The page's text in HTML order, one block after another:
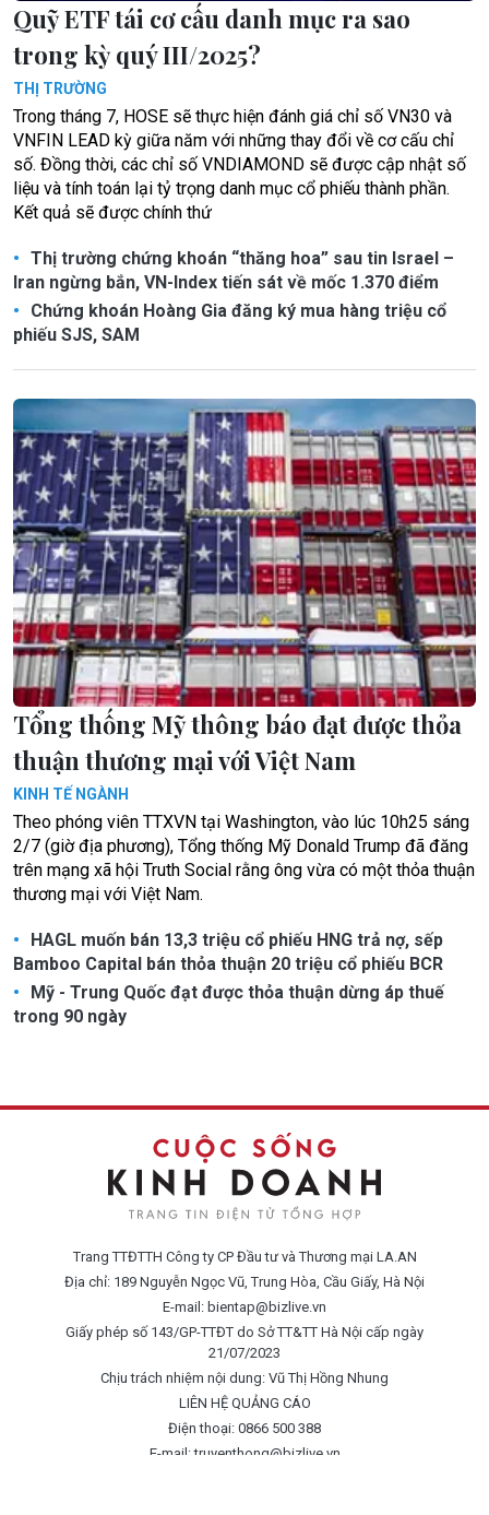
Quỹ ETF tái cơ cấu danh mục ra sao
trong kỳ quý III/2025?
THỊ TRƯỜNG
Trong tháng 7, HOSE sẽ thực hiện đánh giá chỉ số VN30 và
VNFIN LEAD kỳ giữa năm với những thay đổi về cơ cấu chỉ
số. Đồng thời, các chỉ số VNDIAMOND sẽ được cập nhật số
liệu và tính toán lại tỷ trọng danh mục cổ phiếu thành phần.
Kết quả sẽ được chính thứ
Thị trường chứng khoán “thăng hoa” sau tin Israel –
Iran ngừng bắn, VN-Index tiến sát về mốc 1.370 điểm
Chứng khoán Hoàng Gia đăng ký mua hàng triệu cổ
phiếu SJS, SAM
Tổng thống Mỹ thông báo đạt được thỏa
thuận thương mại với Việt Nam
KINH TẾ NGÀNH
Theo phóng viên TTXVN tại Washington, vào lúc 10h25 sáng
2/7 (giờ địa phương), Tổng thống Mỹ Donald Trump đã đăng
trên mạng xã hội Truth Social rằng ông vừa có một thỏa thuận
thương mại với Việt Nam.
HAGL muốn bán 13,3 triệu cổ phiếu HNG trả nợ, sếp
Bamboo Capital bán thỏa thuận 20 triệu cổ phiếu BCR
Mỹ - Trung Quốc đạt được thỏa thuận dừng áp thuế
trong 90 ngày
Trang TTĐTTH Công ty CP Đầu tư và Thương mại LA.AN
Địa chỉ: 189 Nguyễn Ngọc Vũ, Trung Hòa, Cầu Giấy, Hà Nội
E-mail: bientap@bizlive.vn
Giấy phép số 143/GP-TTĐT do Sở TT&TT Hà Nội cấp ngày
21/07/2023
Chịu trách nhiệm nội dung: Vũ Thị Hồng Nhung
LIÊN HỆ QUẢNG CÁO
Điện thoại: 0866 500 388
E-mail:truyenthong@bizlive.vn